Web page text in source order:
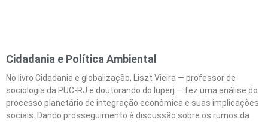
Cidadania e Política Ambiental
No livro Cidadania e globalização, Liszt Vieira ― professor de
sociologia da PUC-RJ e doutorando do Iuperj ― fez uma análise do
processo planetário de integração econômica e suas implicações
sociais. Dando prosseguimento à discussão sobre os rumos da